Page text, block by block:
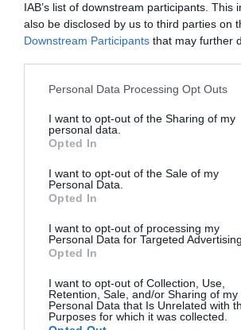
IAB’s list of downstream participants. This
also be disclosed by us to third parties on
Downstream Participants that may further
Please note that this website/app uses one
not limited to your visit or usage behaviour.
grant or deny consent to Google and its
use your data for below specified purposes
consent section.
Personal Data Processing Opt Outs
I want to opt-out of the Sharing of my
personal data.
Opted In
I want to opt-out of the Sale of my
Personal Data.
Opted In
I want to opt-out of processing my
Personal Data for Targeted Advertising.
Opted In
I want to opt-out of Collection, Use,
Retention, Sale, and/or Sharing of my
Personal Data that Is Unrelated with
Purposes for which it was collected.
35 PERCES TANÓRÁK
2026. augusztus 08|
BAKA ANDRÁST
ÚJ MAGYAR KÜLÜGYI
TELJES SZAKÍTÁS JÖN